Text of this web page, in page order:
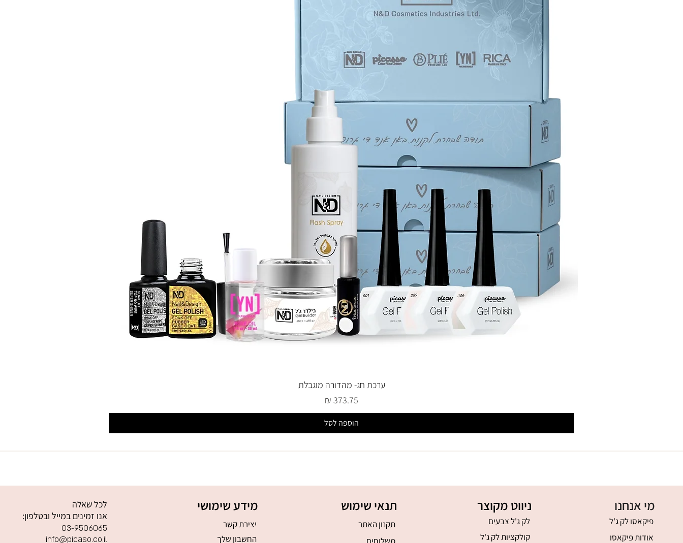
ערכת חג- מהדורה מוגבלת
מחיר
הוספה לסל
לכל שאלה
אנו זמינים במייל ובטלפון:
03-9506065
info@picaso.co.il
מידע שימושי
יצירת קשר
החשבון שלך
תנאי שימוש
תקנון האתר
ניווט מקוצר
לק ג'ל צבעים
קולקציות לק ג'ל
מי אנחנו
פיקאסו לק ג'ל
אודות פיקאסו